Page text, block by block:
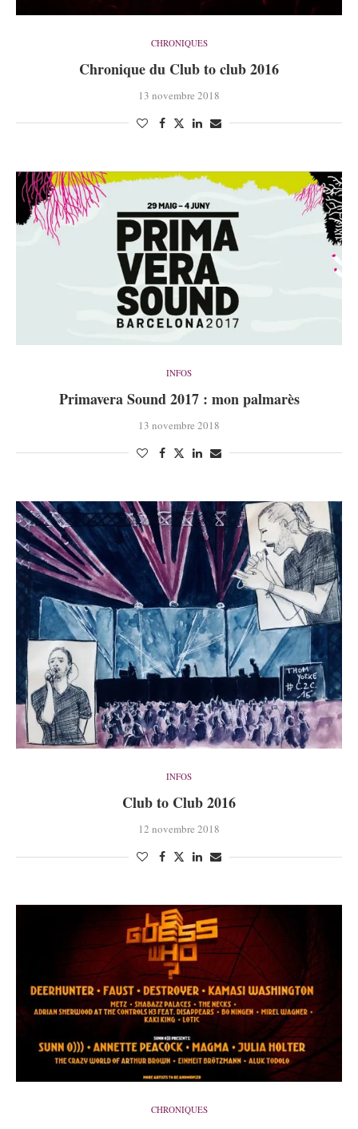
CHRONIQUES
Chronique du Club to club 2016
13 novembre 2018
INFOS
Primavera Sound 2017 : mon palmarès
13 novembre 2018
INFOS
Club to Club 2016
12 novembre 2018
CHRONIQUES